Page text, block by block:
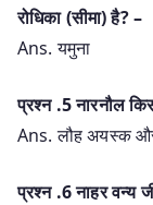
रोधिका (सीमा) है? –
Ans. यमुना
प्रश्‍न .5 नारनौल
Ans. लौह अयस्क
प्रश्‍न .6 नाहर वन्य